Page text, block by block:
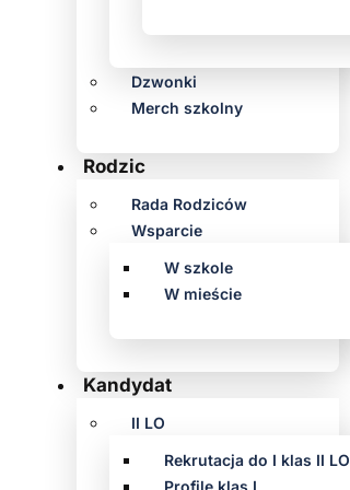
Dzwonki
Merch szkolny
Rodzic
Rada Rodziców
Wsparcie
W szkole
W mieście
Kandydat
II LO
Rekrutacja do I klas II LO
Profile klas I